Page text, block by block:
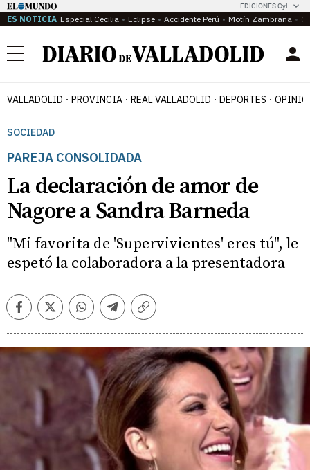
EDICIONES CyL
ES NOTICIA Especial Cecilia Eclipse Accidente Perú Motín Zambrana
Menú
VALLADOLID PROVINCIA REAL VALLADOLID DEPORTES
SOCIEDAD
PAREJA CONSOLIDADA
La declaración de amor de
Nagore a Sandra Barneda
"Mi favorita de 'Supervivientes' eres tú", le
espetó la colaboradora a la presentadora
FacebookTwitterWhatsappTelegramCopiar